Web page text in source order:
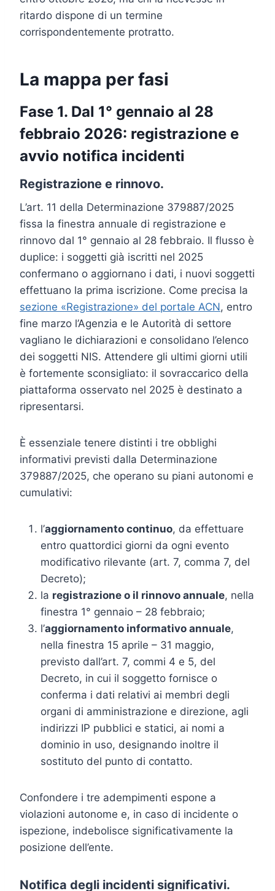
ritardo dispone di un termine
corrispondentemente protratto.
La mappa per fasi
Fase 1. Dal 1° gennaio al 28
febbraio 2026: registrazione e
avvio notifica incidenti
Registrazione e rinnovo.
L’art. 11 della Determinazione 379887/2025
fissa la finestra annuale di registrazione e
rinnovo dal 1° gennaio al 28 febbraio. Il flusso è
duplice: i soggetti già iscritti nel 2025
confermano o aggiornano i dati, i nuovi soggetti
effettuano la prima iscrizione. Come precisa la
sezione «Registrazione» del portale ACN, entro
fine marzo l’Agenzia e le Autorità di settore
vagliano le dichiarazioni e consolidano l’elenco
dei soggetti NIS. Attendere gli ultimi giorni utili
è fortemente sconsigliato: il sovraccarico della
piattaforma osservato nel 2025 è destinato a
ripresentarsi.
È essenziale tenere distinti i tre obblighi
informativi previsti dalla Determinazione
379887/2025, che operano su piani autonomi e
cumulativi:
l’aggiornamento continuo, da effettuare
entro quattordici giorni da ogni evento
modificativo rilevante (art. 7, comma 7, del
Decreto);
la registrazione o il rinnovo annuale, nella
finestra 1° gennaio – 28 febbraio;
l’aggiornamento informativo annuale,
nella finestra 15 aprile – 31 maggio,
previsto dall’art. 7, commi 4 e 5, del
Decreto, in cui il soggetto fornisce o
conferma i dati relativi ai membri degli
organi di amministrazione e direzione, agli
indirizzi IP pubblici e statici, ai nomi a
dominio in uso, designando inoltre il
sostituto del punto di contatto.
Confondere i tre adempimenti espone a
violazioni autonome e, in caso di incidente o
ispezione, indebolisce significativamente la
posizione dell’ente.
Notifica degli incidenti significativi.